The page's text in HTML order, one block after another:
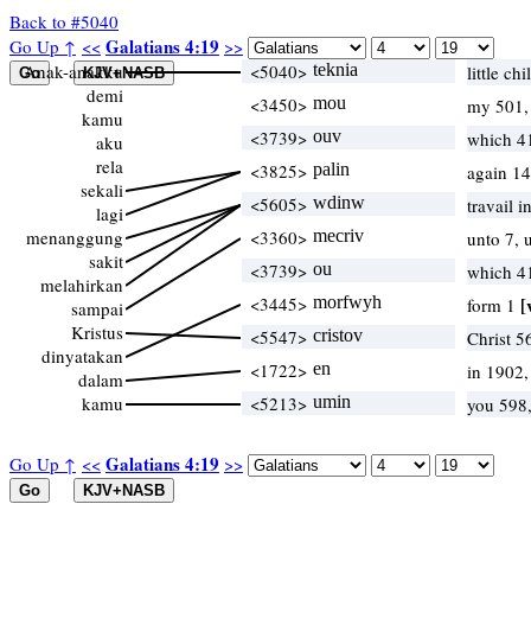
Back to #5040
Go Up ↑ << Galatians 4:19 >>
Go Up ↑ << Galatians 4:19 >>
Anak-anakku
demi
kamu
aku
rela
sekali
lagi
menanggung
sakit
melahirkan
sampai
Kristus
dinyatakan
dalam
kamu
<5040> teknia
little
<3450> mou
my
<3739> ouv
which
<3825> palin
again
<5605> wdinw
travail
<3360> mecriv
unto 7,
<3739> ou
which
<3445> morfwyh form 1
<5547> cristov
Christ
<1722> en
in
<5213> umin you